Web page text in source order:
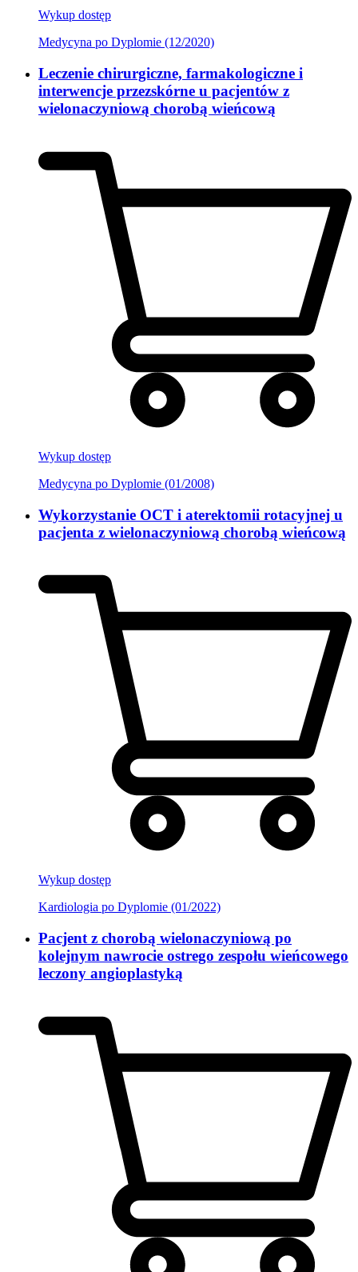
Wykup dostęp
Medycyna po Dyplomie (12/2020)
Leczenie chirurgiczne, farmakologiczne i
interwencje przezskórne u pacjentów z
wielonaczyniową chorobą wieńcową
Wykup dostęp
Medycyna po Dyplomie (01/2008)
Wykorzystanie OCT i aterektomii rotacyjnej u
pacjenta z wielonaczyniową chorobą wieńcową
Wykup dostęp
Kardiologia po Dyplomie (01/2022)
Pacjent z chorobą wielonaczyniową po
kolejnym nawrocie ostrego zespołu wieńcowego
leczony angioplastyką